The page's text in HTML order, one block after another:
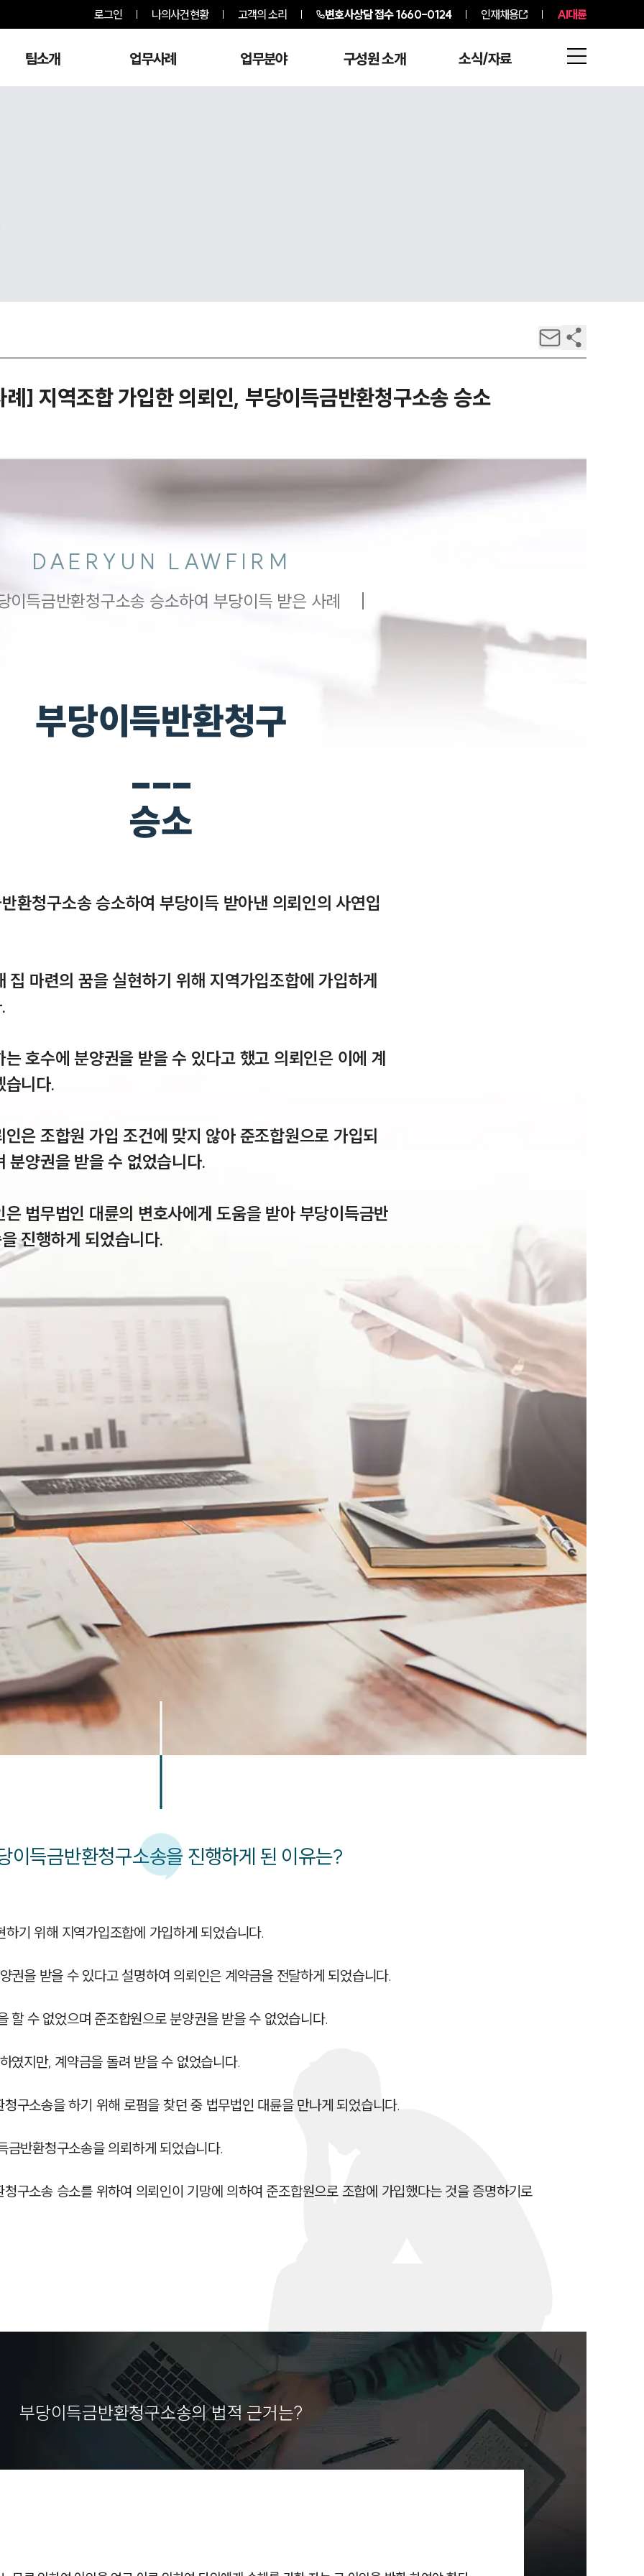
로그인 나의사건현황 고객의 소리 변호사상담 접수1660-0124 인재채용 AI대륜
팀소개 업무사례 업무분야 구성원 소개 소식/자료
AI대륜
업무사례
사례분석/최신동향
고객후기
업무분야
건설부 업무
구성원 소개
부동산전문변호사
소식/자료
] 지역조합 가입한 의뢰인, 부당이득금반환청구소송 승소
DAERYUN LAWFIRM
이득금반환청구소송 승소하여 부당이득 받은 사례
부당이득반환청구
___
승소
환청구소송 승소하여 부당이득 받아낸 의뢰인의 사연입
집 마련의 꿈을 실현하기 위해 지역가입조합에 가입하게
는 호수에 분양권을 받을 수 있다고 했고 의뢰인은 이에 계
습니다.
인은 조합원 가입 조건에 맞지 않아 준조합원으로 가입되
분양권을 받을 수 없었습니다.
은 법무법인 대륜의 변호사에게 도움을 받아 부당이득금반
진행하게 되었습니다.
이득금반환청구소송을 진행하게 된 이유는?
기 위해 지역가입조합에 가입하게 되었습니다.
권을 받을 수 있다고 설명하여 의뢰인은 계약금을 전달하게 되었습니다.
할 수 없었으며 준조합원으로 분양권을 받을 수 없었습니다.
였지만, 계약금을 돌려 받을 수 없었습니다.
구소송을 하기 위해 로펌을 찾던 중 법무법인 대륜을 만나게 되었습니다.
반환청구소송을 의뢰하게 되었습니다.
구소송 승소를 위하여 의뢰인이 기망에 의하여 준조합원으로 조합에 가입했다는 것을 증명하기로
부당이득금반환청구소송의 법적 근거는?